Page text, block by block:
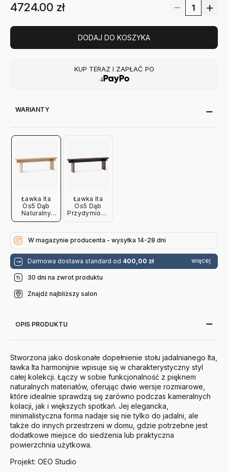
4724.00 zł
DODAJ DO KOSZYKA
KUP TERAZ I ZAPŁAĆ PO
WARIANTY
Ławka Ita
Os5 Dąb
Naturalny
Andtradition
Ławka Ita
Os5 Dąb
Przydymiony
W magazynie producenta - wysyłka 14-28 dni
Darmowa dostawa standard od 400,00 zł więcej
30 dni na zwrot produktu
Znajdź najbliższy salon
OPIS PRODUKTU
Stworzona jako doskonałe dopełnienie stołu jadalnianego Ita,
ławka Ita harmonijnie wpisuje się w charakterystyczny styl
całej kolekcji. Łączy w sobie funkcjonalność z pięknem
naturalnych materiałów, oferując dwie wersje rozmiarowe,
które idealnie sprawdzą się zarówno podczas kameralnych
kolacji, jak i większych spotkań. Jej elegancka,
minimalistyczna forma nadaje się nie tylko do jadalni, ale
także do innych przestrzeni w domu, gdzie potrzebne jest
dodatkowe miejsce do siedzenia lub praktyczna
powierzchnia użytkowa.
Projekt: OEO Studio